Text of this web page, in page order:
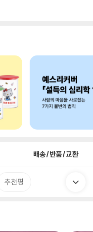
배송/반품/교환
추천평